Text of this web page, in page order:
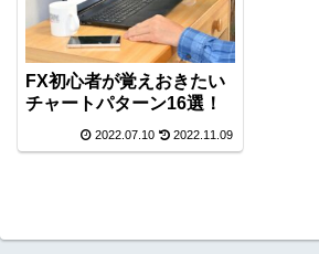
FX初心者が覚えおきたい
チャートパターン16選！
2022.07.10 2022.11.09